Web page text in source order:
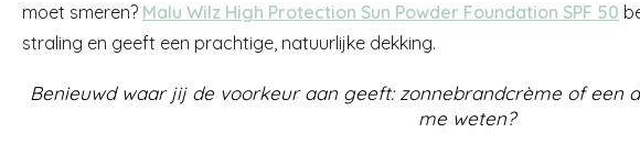
moet smeren? Malu Wilz High Protection Sun Powder Foundation SPF 50
straling en geeft een prachtige, natuurlijke dekking.
Benieuwd waar jij de voorkeur aan geeft: zonnebrandcrème of een
me weten?